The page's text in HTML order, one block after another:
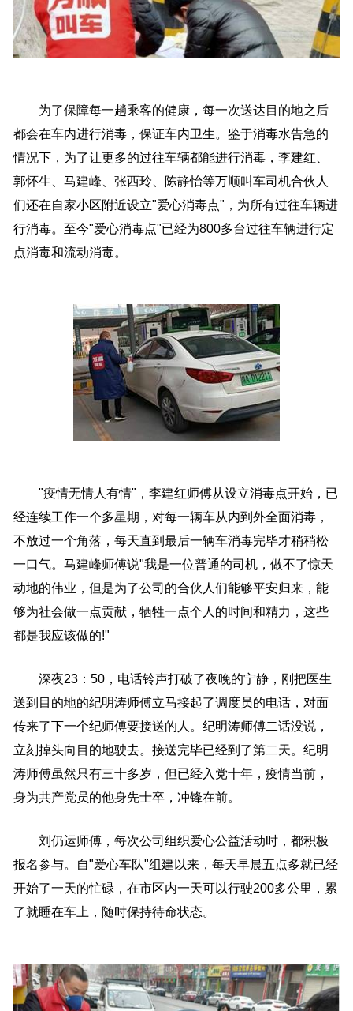
为了保障每一趟乘客的健康，每一次送达目的地之后
都会在车内进行消毒，保证车内卫生。鉴于消毒水告急的
情况下，为了让更多的过往车辆都能进行消毒，李建红、
郭怀生、马建峰、张西玲、陈静怡等万顺叫车司机合伙人
们还在自家小区附近设立"爱心消毒点"，为所有过往车辆进
行消毒。至今"爱心消毒点"已经为800多台过往车辆进行定
点消毒和流动消毒。
"疫情无情人有情"，李建红师傅从设立消毒点开始，已
经连续工作一个多星期，对每一辆车从内到外全面消毒，
不放过一个角落，每天直到最后一辆车消毒完毕才稍稍松
一口气。马建峰师傅说"我是一位普通的司机，做不了惊天
动地的伟业，但是为了公司的合伙人们能够平安归来，能
够为社会做一点贡献，牺牲一点个人的时间和精力，这些
都是我应该做的!"
深夜23：50，电话铃声打破了夜晚的宁静，刚把医生
送到目的地的纪明涛师傅立马接起了调度员的电话，对面
传来了下一个纪师傅要接送的人。纪明涛师傅二话没说，
立刻掉头向目的地驶去。接送完毕已经到了第二天。纪明
涛师傅虽然只有三十多岁，但已经入党十年，疫情当前，
身为共产党员的他身先士卒，冲锋在前。
刘仍运师傅，每次公司组织爱心公益活动时，都积极
报名参与。自"爱心车队"组建以来，每天早晨五点多就已经
开始了一天的忙碌，在市区内一天可以行驶200多公里，累
了就睡在车上，随时保持待命状态。